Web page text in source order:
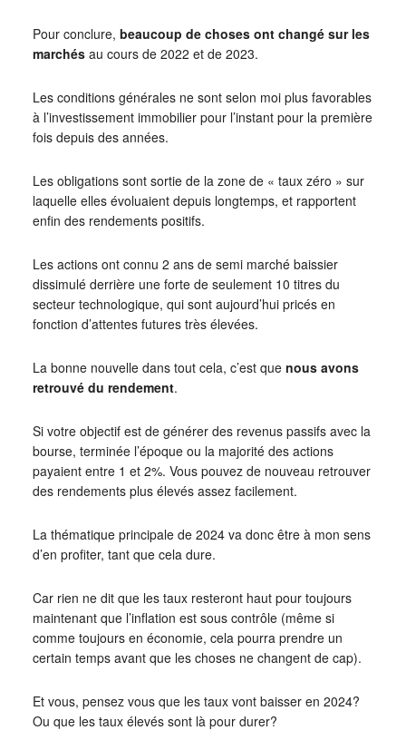
Pour conclure, beaucoup de choses ont changé sur les
marchésau cours de 2022 et de 2023.
Les conditions générales ne sont selon moi plus favorables
à l’investissement immobilier pour l’instant pour la première
fois depuis des années.
Les obligations sont sortie de la zone de « taux zéro » sur
laquelle elles évoluaient depuis longtemps, et rapportent
enfin des rendements positifs.
Les actions ont connu 2 ans de semi marché baissier
dissimulé derrière une forte de seulement 10 titres du
secteur technologique, qui sont aujourd’hui pricés en
fonction d’attentes futures très élevées.
La bonne nouvelle dans tout cela, c’est que nous avons
retrouvé du rendement.
Si votre objectif est de générer des revenus passifs avec la
bourse, terminée l’époque ou la majorité des actions
payaient entre 1 et 2%. Vous pouvez de nouveau retrouver
des rendements plus élevés assez facilement.
La thématique principale de 2024 va donc être à mon sens
d’en profiter, tant que cela dure.
Car rien ne dit que les taux resteront haut pour toujours
maintenant que l’inflation est sous contrôle (même si
comme toujours en économie, cela pourra prendre un
certain temps avant que les choses ne changent de cap).
Et vous, pensez vous que les taux vont baisser en 2024?
Ou que les taux élevés sont là pour durer?